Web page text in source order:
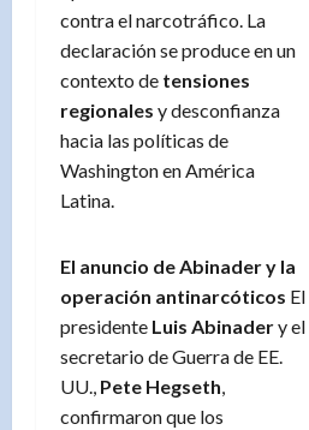
contra el narcotráfico. La
declaración se produce en un
contexto de tensiones
regionales y desconfianza
hacia las políticas de
Washington en América
Latina.
El anuncio de Abinader y la
operación antinarcóticos El
presidente Luis Abinadery el
secretario de Guerra de EE.
UU., Pete Hegseth,
confirmaron que los